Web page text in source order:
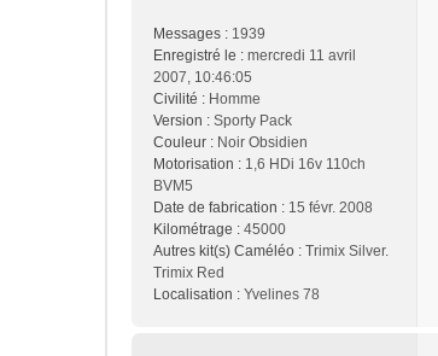
Messages : 1939
Enregistré le : mercredi 11 avril
2007, 10:46:05
Civilité : Homme
Version : Sporty Pack
Couleur : Noir Obsidien
Motorisation : 1,6 HDi 16v 110ch
BVM5
Date de fabrication : 15 févr. 2008
Kilométrage : 45000
Autres kit(s) Caméléo : Trimix Silver.
Trimix Red
Localisation : Yvelines 78